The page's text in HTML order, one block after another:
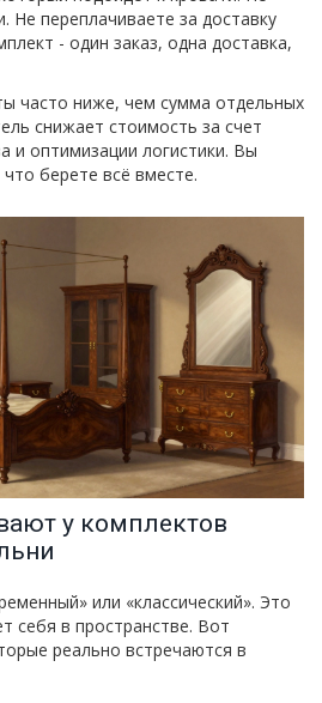
Не переплачиваете за доставку
- один заказ, одна доставка,
часто ниже, чем сумма отдельных
снижает стоимость за счет
и оптимизации логистики. Вы
берете всё вместе.
у комплектов
или «классический». Это
себя в пространстве. Вот
реально встречаются в